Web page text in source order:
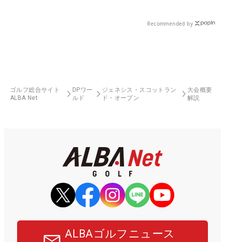
Recommended by
ゴルフ総合サイト
ALBA Net
DPワー
ルド
ジェネシス・スコットラン
ド・オープン
大会概要
解説
ALBAゴルフニュース